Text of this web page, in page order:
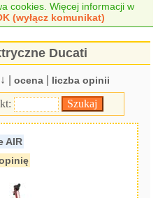
cookies. Więcej informacji w
(wyłącz komunikat)
Ducati
↓ | ocena liczba opinii
AIR